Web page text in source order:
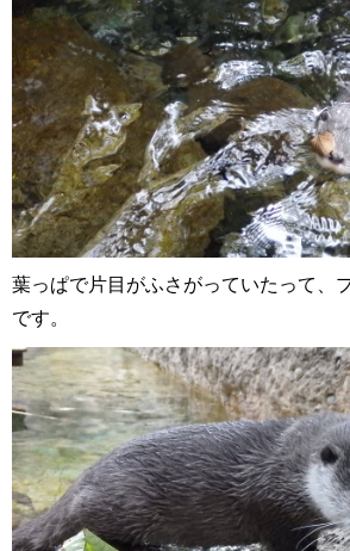
葉っぱで片目がふさがっていたって、
です。